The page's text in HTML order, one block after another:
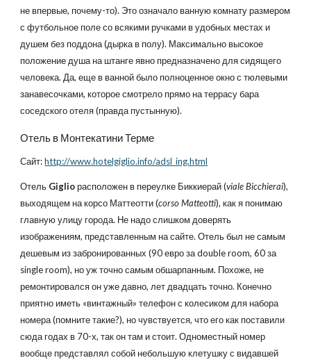
не впервые, почему-то). Это означало ванную комнату размером
с футбольное поле со всякими ручками в удобных местах и
душем без поддона (дырка в полу). Максимально высокое
положение душа на штанге явно предназначено для сидящего
человека. Да, еще в ванной было полноценное окно с тюлевыми
занавесочками, которое смотрело прямо на террасу бара
соседского отеля (правда пустынную).
Отель в Монтекатини Терме
Сайт: http://www.hotelgiglio.info/adsl_ing.html
Отель Giglioрасположен в переулке Биккиерай (viale Bicchierai),
выходящем на корсо Маттеотти (corso Matteotti), как я понимаю
главную улицу города. Не надо слишком доверять
изображениям, представленным на сайте. Отель был не самым
дешевым из забронированных (90 евро за double room, 60 за
single room), но уж точно самым обшарпанным. Похоже, не
ремонтировался он уже давно, лет двадцать точно. Конечно
приятно иметь «винтажный» телефон с колесиком для набора
номера (помните такие?), но чувствуется, что его как поставили
сюда годах в 70-х, так он там и стоит. Одноместный номер
вообще представлял собой небольшую клетушку с видавшей